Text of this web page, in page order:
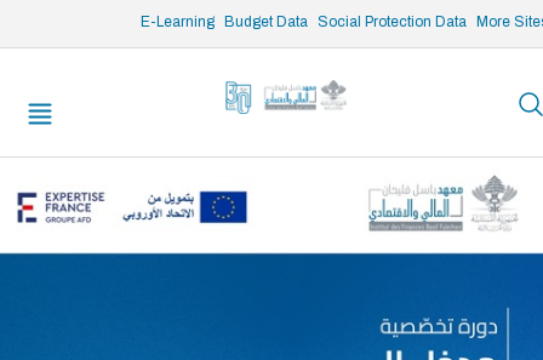
E-Learning Budget Data Social Protection Data More
/* opened search */